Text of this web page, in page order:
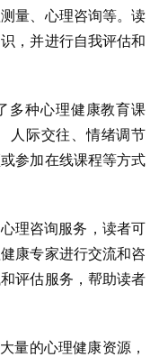
量、心理咨询等。读
，并进行自我评估和
多种心理健康教育课
人际交往、情绪调节
参加在线课程等方式
理咨询服务，读者可
康专家进行交流和咨
评估服务，帮助读者
量的心理健康资源，